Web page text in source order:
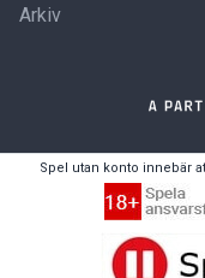
Arkiv
Spel utan konto innebär